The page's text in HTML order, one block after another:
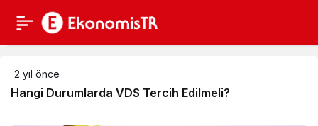
2 yıl önce
Hangi Durumlarda VDS Tercih Edilmeli?